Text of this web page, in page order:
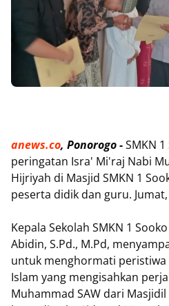
anews.co, Ponorogo -SMKN
peringatan Isra' Mi'raj Nabi
Hijriyah di Masjid SMKN 1
peserta didik dan guru. Jumat,
Kepala Sekolah SMKN 1
Abidin, S.Pd., M.Pd,
untuk menghormati
Islam yang mengisahkan
Muhammad SAW dari